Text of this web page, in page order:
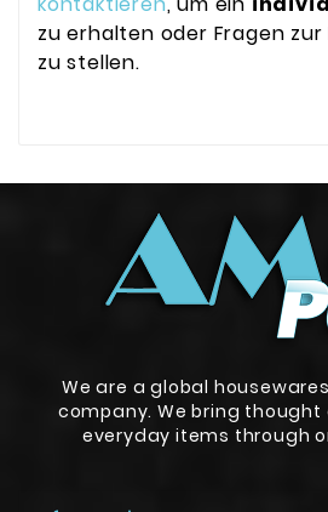
zu erhalten oder Fragen
zu stellen.
We are a global
company. We bring
everyday items through